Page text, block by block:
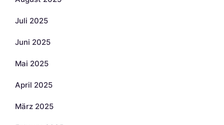
Juli 2025
Juni 2025
Mai 2025
April 2025
März 2025